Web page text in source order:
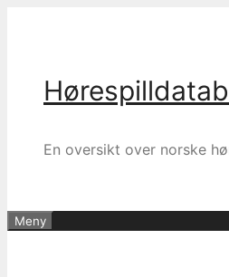
En oversikt over norske
Meny